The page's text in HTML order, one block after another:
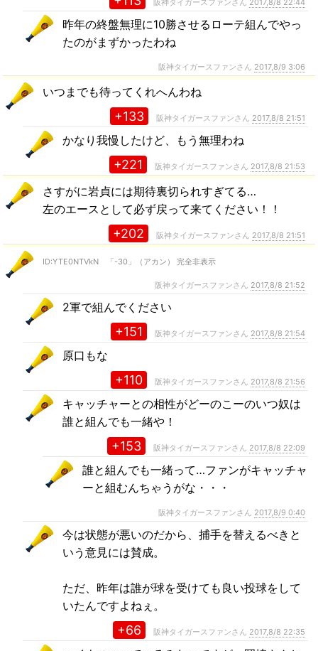
昨年の終盤無理に10勝させるローテ組んでやっ
たのがまずかったわね
阪神タイガースファンさん 2017,8/9 3:06
いつまでも待ってくれへんわね
+133 阪神タイガースファンさん 2017,8/8 21:51
かなり我慢したけど、もう無理わね
+221 阪神タイガースファンさん 2017,8/8 21:53
さすがに岩貞には期待裏切られすぎてる…
左のエースとして必ず戻って来てください！！
+202 阪神タイガースファンさん 2017,8/8 21:51
ID:YTE0NTVkN 「-30」（アカン） 完全非表示
阪神タイガースファンさん 2017,8/8 21:52
2軍で組んでください
+151 阪神タイガースファンさん 2017,8/8 21:54
原口もな
+110 阪神タイガースファンさん 2017,8/8 21:56
キャッチャーとの相性がどーのこーのいつ奴は
誰と組んでも一緒や！
+153 阪神タイガースファンさん 2017,8/8 22:09
誰と組んでも一緒って…ファンがキャッチャ
ーと組むんちゃうがな・・・
阪神タイガースファンさん 2017,8/9 0:40
今は状態が悪いのだから、捕手を替えるべきと
いう意見には賛成。
ただ、昨年は誰が球を受けても良い投球をして
いたんですよねぇ。
+66 阪神タイガースファンさん 2017,8/8 22:35